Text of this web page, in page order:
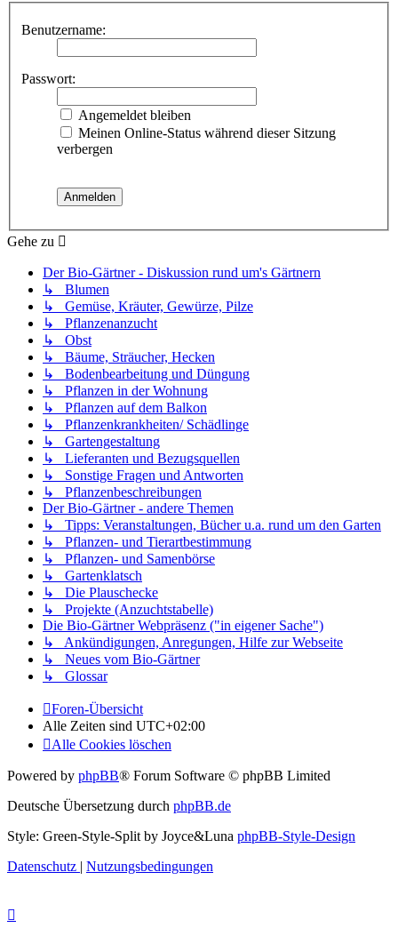
Benutzername:
Passwort:
Angemeldet bleiben
Meinen Online-Status während dieser Sitzung
verbergen
Gehe zu
Der Bio-Gärtner - Diskussion rund um's Gärtnern
↳ Blumen
↳ Gemüse, Kräuter, Gewürze, Pilze
↳ Pflanzenanzucht
↳ Obst
↳ Bäume, Sträucher, Hecken
↳ Bodenbearbeitung und Düngung
↳ Pflanzen in der Wohnung
↳ Pflanzen auf dem Balkon
↳ Pflanzenkrankheiten/ Schädlinge
↳ Gartengestaltung
↳ Lieferanten und Bezugsquellen
↳ Sonstige Fragen und Antworten
↳ Pflanzenbeschreibungen
Der Bio-Gärtner - andere Themen
↳ Tipps: Veranstaltungen, Bücher u.a. rund um den Garten
↳ Pflanzen- und Tierartbestimmung
↳ Pflanzen- und Samenbörse
↳ Gartenklatsch
↳ Die Plauschecke
↳ Projekte (Anzuchtstabelle)
Die Bio-Gärtner Webpräsenz ("in eigener Sache")
↳ Ankündigungen, Anregungen, Hilfe zur Webseite
↳ Neues vom Bio-Gärtner
↳ Glossar
Foren-Übersicht
Alle Zeiten sind UTC+02:00
Alle Cookies löschen
Powered by phpBB® Forum Software © phpBB Limited
Deutsche Übersetzung durch phpBB.de
Style: Green-Style-Split by Joyce&Luna phpBB-Style-Design
Datenschutz | Nutzungsbedingungen